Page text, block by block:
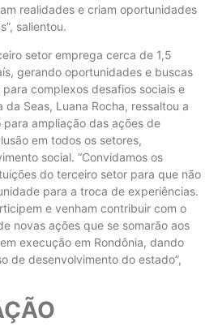
realidades e criam oportunidades
salientou.
setor emprega cerca de 1,5
gerando oportunidades e buscas
complexos desafios sociais e
Seas, Luana Rocha, ressaltou a
ampliação das ações de
em todos os setores,
social. “Convidamos os
do terceiro setor para que não
para a troca de experiências.
e venham contribuir com o
novas ações que se somarão aos
execução em Rondônia, dando
de desenvolvimento do estado”,